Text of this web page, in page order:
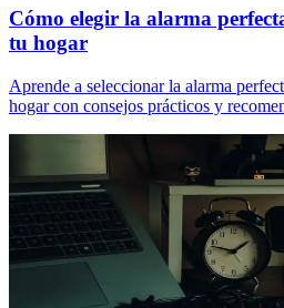
Cómo elegir la alarma
tu hogar
Aprende a seleccionar la alarma
hogar con consejos prácticos y